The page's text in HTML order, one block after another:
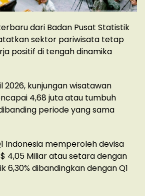
dari Badan Pusat Statistik
sektor pariwisata tetap
positif di tengah dinamika
2026, kunjungan wisatawan
4,68 juta atau tumbuh
periode yang sama
Indonesia memperoleh devisa
4,05 Miliar atau setara dengan
6,30% dibandingkan dengan Q1